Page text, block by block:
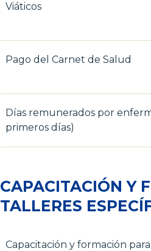
Viáticos
Pago del Carnet de Salud
Días remunerados por
primeros días)
CAPACITACIÓN Y
TALLERES
Capacitación y formación para